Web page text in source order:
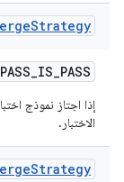
Strategy
PASS_IS_PASS
إذا اجتاز نموذج
الاختبار.
Strategy